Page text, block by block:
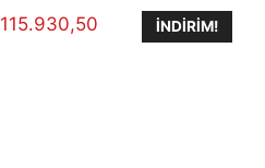
€557,00.
115.930,50 İNDIRIM!